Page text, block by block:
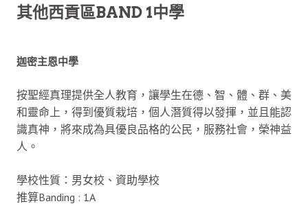
其他西貢區BAND 1中學
迦密主恩中學
按聖經真理提供全人教育，讓學生在德、智、體、群、美
和靈命上，得到優質栽培，個人潛質得以發揮，並且能認
識真神，將來成為具優良品格的公民，服務社會，榮神益
人。
學校性質：男女校、資助學校
推算Banding : 1A